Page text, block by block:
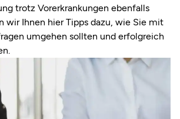
trotz Vorerkrankungen ebenfalls
wir Ihnen hier Tipps dazu, wie Sie mit
umgehen sollten und erfolgreich